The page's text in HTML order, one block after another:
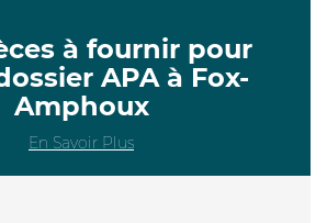
à fournir pour
APA à Fox-
Amphoux
En Savoir Plus